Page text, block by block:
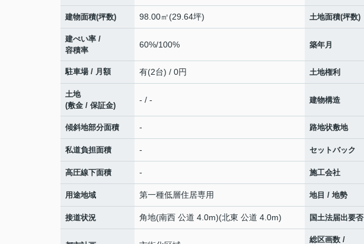
建物面積(坪数) 98.00㎡(29.64坪) 土地面積(坪数)
建ぺい率 /
容積率
60%/100% 築年月
駐車場 / 月額 有(2台) / 0円 土地権利
土地
(敷金 / 保証金)
- / - 建物構造
傾斜地部分面積 - 路地状敷地
私道負担面積 - セットバック
高圧線下面積 - 施工会社
用途地域 第一種低層住居専用 地目 / 地勢
接道状況 角地(南西 公道 4.0m)(北東 公道 4.0m) 国土法届出要否
総区画数 /